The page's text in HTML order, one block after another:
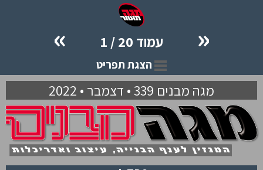
« עמוד 20 / 1 »
הצגת תפריט
מגה מבנים 339 • דצמבר • 2022